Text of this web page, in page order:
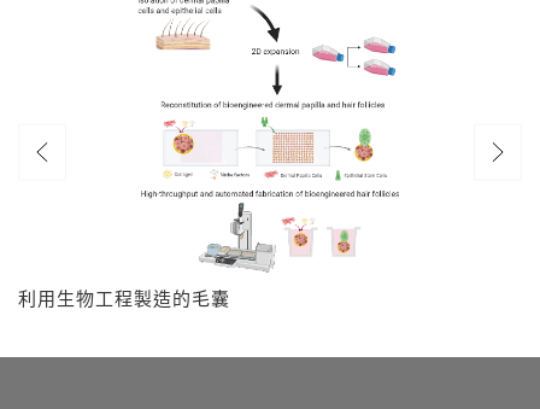
利用生物工程製造的毛囊